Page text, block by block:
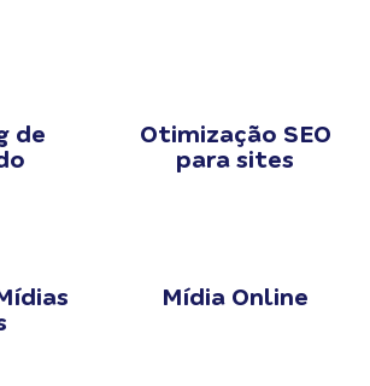
de
Otimização SEO
para sites
Mídia Online